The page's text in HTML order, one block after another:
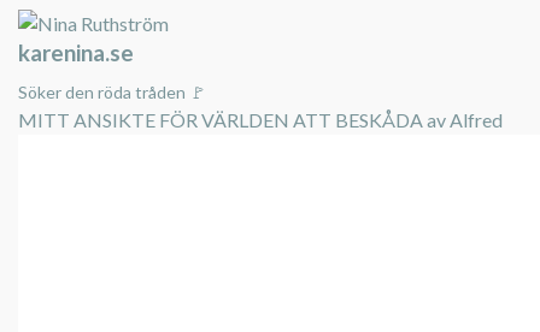
karenina.se
Söker den röda tråden 🚩
MITT ANSIKTE FÖR VÄRLDEN ATT BESKÅDA av Alfred